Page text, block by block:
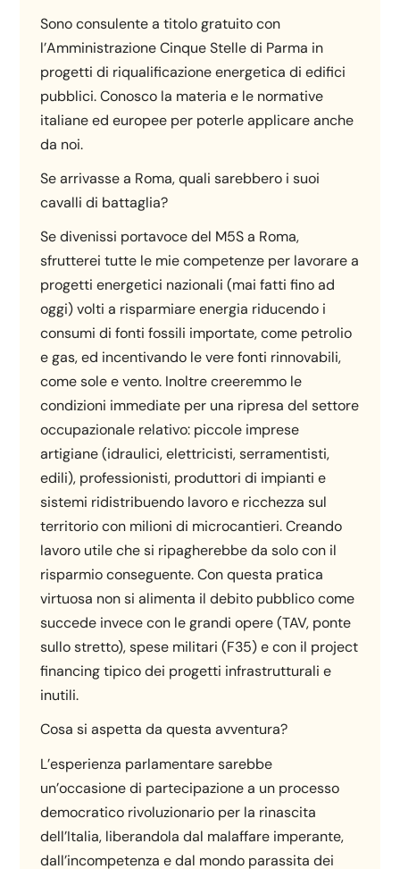
Sono consulente a titolo gratuito con
l’Amministrazione Cinque Stelle di Parma in
progetti di riqualificazione energetica di edifici
pubblici. Conosco la materia e le normative
italiane ed europee per poterle applicare anche
da noi.
Se arrivasse a Roma, quali sarebbero i suoi
cavalli di battaglia?
Se divenissi portavoce del M5S a Roma,
sfrutterei tutte le mie competenze per lavorare a
progetti energetici nazionali (mai fatti fino ad
oggi) volti a risparmiare energia riducendo i
consumi di fonti fossili importate, come petrolio
e gas, ed incentivando le vere fonti rinnovabili,
come sole e vento. Inoltre creeremmo le
condizioni immediate per una ripresa del settore
occupazionale relativo: piccole imprese
artigiane (idraulici, elettricisti, serramentisti,
edili), professionisti, produttori di impianti e
sistemi ridistribuendo lavoro e ricchezza sul
territorio con milioni di microcantieri. Creando
lavoro utile che si ripagherebbe da solo con il
risparmio conseguente. Con questa pratica
virtuosa non si alimenta il debito pubblico come
succede invece con le grandi opere (TAV, ponte
sullo stretto), spese militari (F35) e con il project
financing tipico dei progetti infrastrutturali e
inutili.
Cosa si aspetta da questa avventura?
L’esperienza parlamentare sarebbe
un’occasione di partecipazione a un processo
democratico rivoluzionario per la rinascita
dell’Italia, liberandola dal malaffare imperante,
dall’incompetenza e dal mondo parassita dei